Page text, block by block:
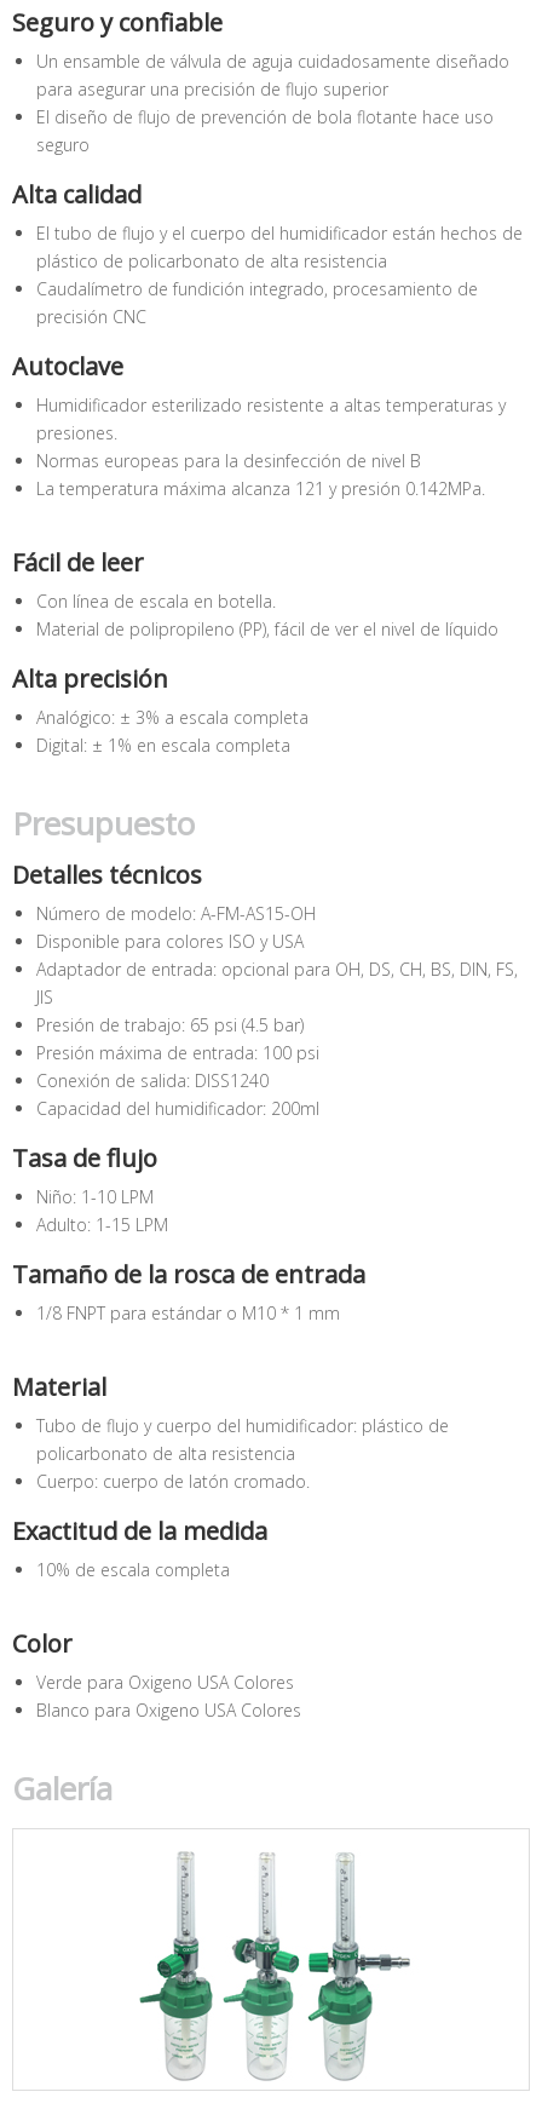
Seguro y confiable
Un ensamble de válvula de aguja cuidadosamente diseñado
para asegurar una precisión de flujo superior
El diseño de flujo de prevención de bola flotante hace uso
seguro
Alta calidad
El tubo de flujo y el cuerpo del humidificador están hechos de
plástico de policarbonato de alta resistencia
Caudalímetro de fundición integrado, procesamiento de
precisión CNC
Autoclave
Humidificador esterilizado resistente a altas temperaturas y
presiones.
Normas europeas para la desinfección de nivel B
La temperatura máxima alcanza 121 y presión 0.142MPa.
Fácil de leer
Con línea de escala en botella.
Material de polipropileno (PP), fácil de ver el nivel de líquido
Alta precisión
Analógico: ± 3% a escala completa
Digital: ± 1% en escala completa
Presupuesto
Detalles técnicos
Número de modelo: A-FM-AS15-OH
Disponible para colores ISO y USA
Adaptador de entrada: opcional para OH, DS, CH, BS, DIN, FS,
JIS
Presión de trabajo: 65 psi (4.5 bar)
Presión máxima de entrada: 100 psi
Conexión de salida: DISS1240
Capacidad del humidificador: 200ml
Tasa de flujo
Niño: 1-10 LPM
Adulto: 1-15 LPM
Tamaño de la rosca de entrada
1/8 FNPT para estándar o M10 * 1 mm
Material
Tubo de flujo y cuerpo del humidificador: plástico de
policarbonato de alta resistencia
Cuerpo: cuerpo de latón cromado.
Exactitud de la medida
10% de escala completa
Color
Verde para Oxigeno USA Colores
Blanco para Oxigeno USA Colores
Galería